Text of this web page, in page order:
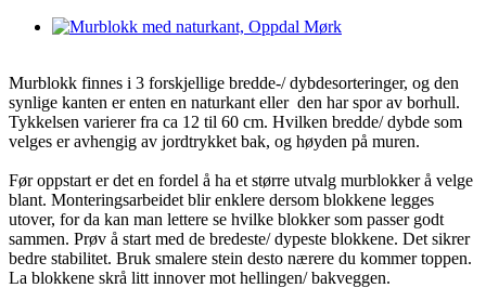
Murblokk finnes i 3 forskjellige bredde-/ dybdesorteringer, og den
synlige kanten er enten en naturkant eller den har spor av borhull.
Tykkelsen varierer fra ca 12 til 60 cm. Hvilken bredde/ dybde som
velges er avhengig av jordtrykket bak, og høyden på muren.
Før oppstart er det en fordel å ha et større utvalg murblokker å velge
blant. Monteringsarbeidet blir enklere dersom blokkene legges
utover, for da kan man lettere se hvilke blokker som passer godt
sammen. Prøv å start med de bredeste/ dypeste blokkene. Det sikrer
bedre stabilitet. Bruk smalere stein desto nærere du kommer toppen.
La blokkene skrå litt innover mot hellingen/ bakveggen.